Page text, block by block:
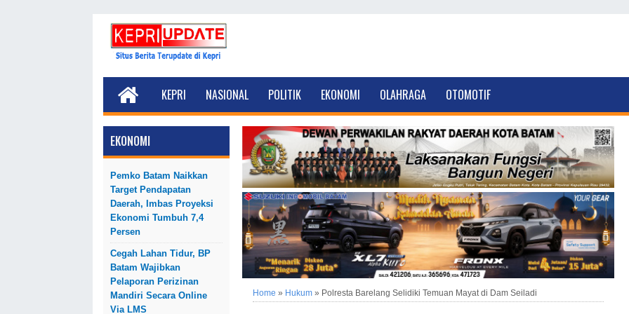
KEPRI NASIONAL POLITIK EKONOMI OLAHRAGA OTOMOTIF
EKONOMI
Pemko Batam Naikkan
Target Pendapatan
Daerah, Imbas Proyeksi
Ekonomi Tumbuh 7,4
Persen
Cegah Lahan Tidur, BP
Batam Wajibkan
Pelaporan Perizinan
Mandiri Secara Online
Via LMS
Home » Hukum » Polresta Barelang Selidiki Temuan Mayat di Dam Seiladi